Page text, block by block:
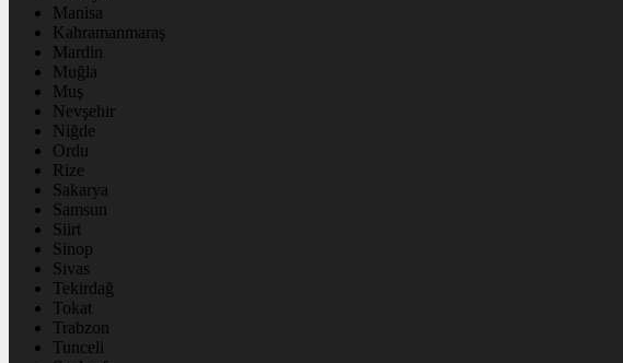
Manisa
Kahramanmaraş
Mardin
Muğla
Muş
Nevşehir
Niğde
Ordu
Rize
Sakarya
Samsun
Siirt
Sinop
Sivas
Tekirdağ
Tokat
Trabzon
Tunceli